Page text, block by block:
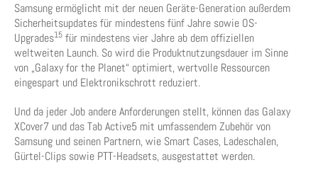
Samsung ermöglicht mit der neuen Geräte-Generation außerdem
Sicherheitsupdates für mindestens fünf Jahre sowie OS-
Upgrades15 für mindestens vier Jahre ab dem offiziellen
weltweiten Launch. So wird die Produktnutzungsdauer im Sinne
von „Galaxy for the Planet“ optimiert, wertvolle Ressourcen
eingespart und Elektronikschrott reduziert.
Und da jeder Job andere Anforderungen stellt, können das Galaxy
XCover7 und das Tab Active5 mit umfassendem Zubehör von
Samsung und seinen Partnern, wie Smart Cases, Ladeschalen,
Gürtel-Clips sowie PTT-Headsets, ausgestattet werden.